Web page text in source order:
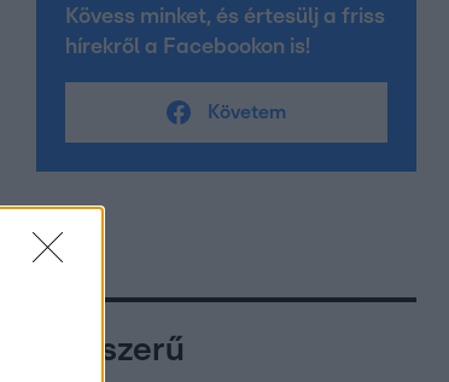
Kövess minket, és értesülj a friss
hírekről a Facebookon is!
Követem
Népszerű